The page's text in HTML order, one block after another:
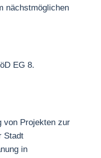
nächstmöglichen
EG 8.
von Projekten zur
Stadt
in